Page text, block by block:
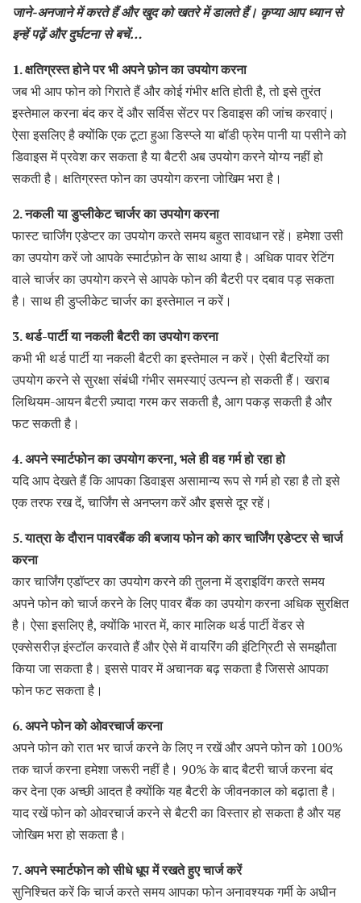
जाने-अनजाने में करते हैं और खुद को खतरे में डालते हैं। कृप्या आप ध्यान से
इन्हें पढ़ें और दुर्घटना से बचें…
1. क्षतिग्रस्त होने पर भी अपने फ़ोन का उपयोग करना
जब भी आप फोन को गिराते हैं और कोई गंभीर क्षति होती है, तो इसे तुरंत
इस्तेमाल करना बंद कर दें और सर्विस सेंटर पर डिवाइस की जांच करवाएं।
ऐसा इसलिए है क्योंकि एक टूटा हुआ डिस्प्ले या बॉडी फ्रेम पानी या पसीने को
डिवाइस में प्रवेश कर सकता है या बैटरी अब उपयोग करने योग्य नहीं हो
सकती है। क्षतिग्रस्त फोन का उपयोग करना जोखिम भरा है।
2. नकली या डुप्लीकेट चार्जर का उपयोग करना
फास्ट चार्जिंग एडेप्टर का उपयोग करते समय बहुत सावधान रहें। हमेशा उसी
का उपयोग करें जो आपके स्मार्टफ़ोन के साथ आया है। अधिक पावर रेटिंग
वाले चार्जर का उपयोग करने से आपके फोन की बैटरी पर दबाव पड़ सकता
है। साथ ही डुप्लीकेट चार्जर का इस्तेमाल न करें।
3. थर्ड-पार्टी या नकली बैटरी का उपयोग करना
कभी भी थर्ड पार्टी या नकली बैटरी का इस्तेमाल न करें। ऐसी बैटरियों का
उपयोग करने से सुरक्षा संबंधी गंभीर समस्याएं उत्पन्न हो सकती हैं। खराब
लिथियम-आयन बैटरी ज़्यादा गरम कर सकती है, आग पकड़ सकती है और
फट सकती है।
4. अपने स्मार्टफोन का उपयोग करना, भले ही वह गर्म हो रहा हो
यदि आप देखते हैं कि आपका डिवाइस असामान्य रूप से गर्म हो रहा है तो इसे
एक तरफ रख दें, चार्जिंग से अनप्लग करें और इससे दूर रहें।
5. यात्रा के दौरान पावरबैंक की बजाय फोन को कार चार्जिंग एडेप्टर से चार्ज
करना
कार चार्जिंग एडॉप्टर का उपयोग करने की तुलना में ड्राइविंग करते समय
अपने फोन को चार्ज करने के लिए पावर बैंक का उपयोग करना अधिक सुरक्षित
है। ऐसा इसलिए है, क्योंकि भारत में, कार मालिक थर्ड पार्टी वेंडर से
एक्सेसरीज़ इंस्टॉल करवाते हैं और ऐसे में वायरिंग की इंटिग्रिटी से समझौता
किया जा सकता है। इससे पावर में अचानक बढ़ सकता है जिससे आपका
फोन फट सकता है।
6. अपने फोन को ओवरचार्ज करना
अपने फोन को रात भर चार्ज करने के लिए न रखें और अपने फोन को 100%
तक चार्ज करना हमेशा जरूरी नहीं है। 90% के बाद बैटरी चार्ज करना बंद
कर देना एक अच्छी आदत है क्योंकि यह बैटरी के जीवनकाल को बढ़ाता है।
याद रखें फोन को ओवरचार्ज करने से बैटरी का विस्तार हो सकता है और यह
जोखिम भरा हो सकता है।
7. अपने स्मार्टफोन को सीधे धूप में रखते हुए चार्ज करें
सुनिश्चित करें कि चार्ज करते समय आपका फोन अनावश्यक गर्मी के अधीन